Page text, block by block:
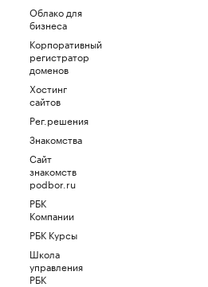
Облако для
бизнеса
Корпоративный
регистратор
доменов
Хостинг
сайтов
Рег.решения
Знакомства
Сайт
знакомств
podbor.ru
РБК
Компании
РБК Курсы
Школа
управления
РБК